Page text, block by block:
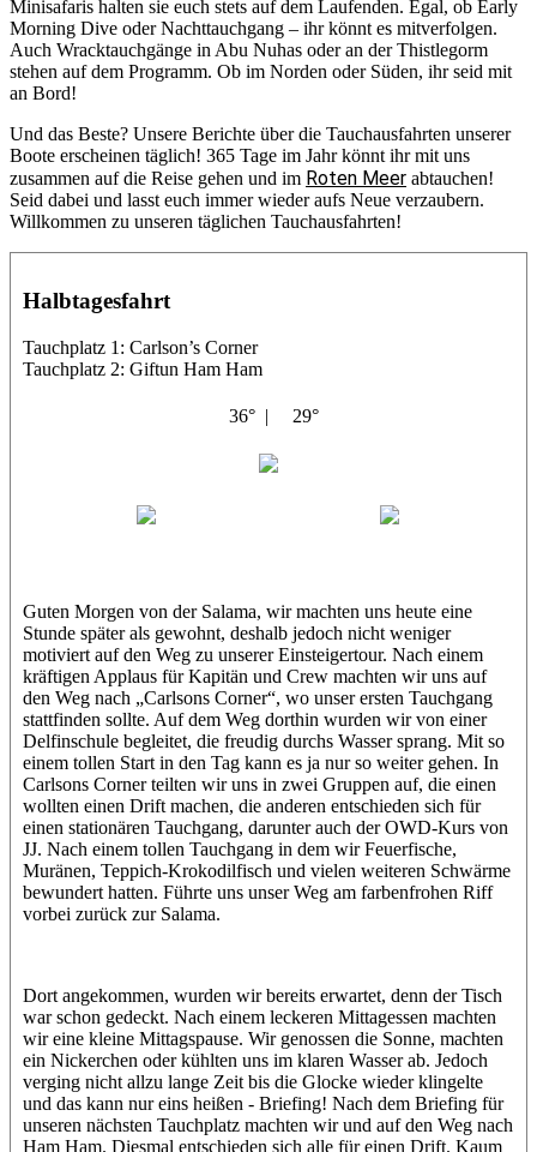
Minisafaris halten sie euch stets auf dem Laufenden. Egal, ob Early
Morning Dive oder Nachttauchgang – ihr könnt es mitverfolgen.
Auch Wracktauchgänge in Abu Nuhas oder an der Thistlegorm
stehen auf dem Programm. Ob im Norden oder Süden, ihr seid mit
an Bord!
Und das Beste? Unsere Berichte über die Tauchausfahrten unserer
Boote erscheinen täglich! 365 Tage im Jahr könnt ihr mit uns
zusammen auf die Reise gehen und im Roten Meer abtauchen!
Seid dabei und lasst euch immer wieder aufs Neue verzaubern.
Willkommen zu unseren täglichen Tauchausfahrten!
Halbtagesfahrt
Tauchplatz 1: Carlson’s Corner
Tauchplatz 2: Giftun Ham Ham
36° | 29°
Guten Morgen von der Salama, wir machten uns heute eine
Stunde später als gewohnt, deshalb jedoch nicht weniger
motiviert auf den Weg zu unserer Einsteigertour. Nach einem
kräftigen Applaus für Kapitän und Crew machten wir uns auf
den Weg nach „Carlsons Corner“, wo unser ersten Tauchgang
stattfinden sollte. Auf dem Weg dorthin wurden wir von einer
Delfinschule begleitet, die freudig durchs Wasser sprang. Mit so
einem tollen Start in den Tag kann es ja nur so weiter gehen. In
Carlsons Corner teilten wir uns in zwei Gruppen auf, die einen
wollten einen Drift machen, die anderen entschieden sich für
einen stationären Tauchgang, darunter auch der OWD-Kurs von
JJ. Nach einem tollen Tauchgang in dem wir Feuerfische,
Muränen, Teppich-Krokodilfisch und vielen weiteren Schwärme
bewundert hatten. Führte uns unser Weg am farbenfrohen Riff
vorbei zurück zur Salama.
Dort angekommen, wurden wir bereits erwartet, denn der Tisch
war schon gedeckt. Nach einem leckeren Mittagessen machten
wir eine kleine Mittagspause. Wir genossen die Sonne, machten
ein Nickerchen oder kühlten uns im klaren Wasser ab. Jedoch
verging nicht allzu lange Zeit bis die Glocke wieder klingelte
und das kann nur eins heißen - Briefing! Nach dem Briefing für
unseren nächsten Tauchplatz machten wir und auf den Weg nach
Ham Ham. Diesmal entschieden sich alle für einen Drift. Kaum